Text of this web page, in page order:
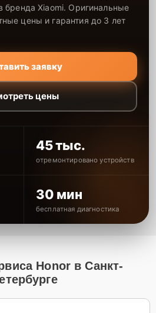
бренда Xiaomi. Оригинальные
цены и гарантия до 3 лет
заявку
цены
45 тыс.
отремонтировано устройств
30 мин
бесплатная диагностика
Honor в Санкт-